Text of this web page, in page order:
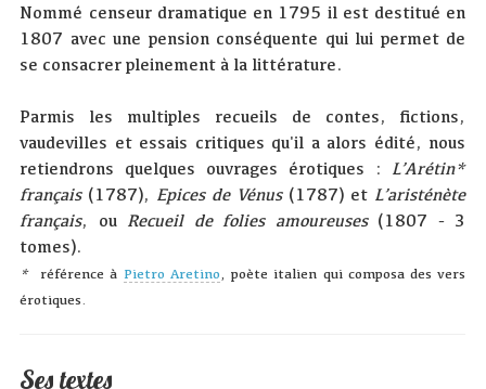
Nommé censeur dramatique en 1795 il est destitué en
1807 avec une pension conséquente qui lui permet de
se consacrer pleinement à la littérature.
Parmis les multiples recueils de contes, fictions,
vaudevilles et essais critiques qu'il a alors édité, nous
retiendrons quelques ouvrages érotiques : L’Arétin*
français(1787), Epices de Vénus(1787) et L’aristénète
français, ou Recueil de folies amoureuses(1807 - 3
tomes).
* référence à Pietro Aretino , poète italien qui composa des vers
érotiques.
Ses textes